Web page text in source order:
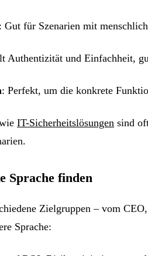
: Gut für Szenarien mit
Authentizität und Einfachheit,
: Perfekt, um die konkrete
IT-Sicherheitslösungen sind
Sprache finden
Zielgruppen – vom
Sprache: